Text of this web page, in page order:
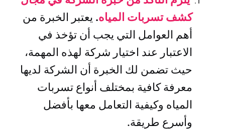
كشف تسربات المياه. يعتبر الخبرة من
أهم العوامل التي يجب أن تؤخذ في
الاعتبار عند اختيار شركة لهذه المهمة،
حيث تضمن لك الخبرة أن الشركة لديها
معرفة كافية بمختلف أنواع تسربات
المياه وكيفية التعامل معها بأفضل
وأسرع طريقة.